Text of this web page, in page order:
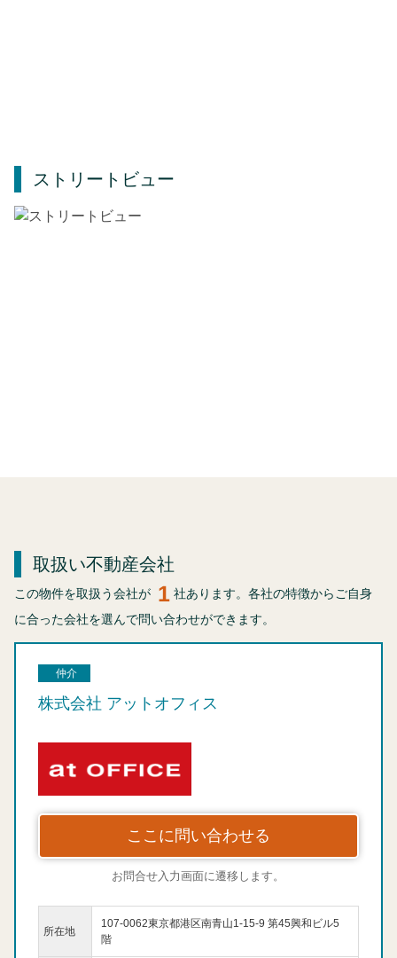
ストリートビュー
取扱い不動産会社
この物件を取扱う会社が 1 社あります。各社の特徴からご自身
に合った会社を選んで問い合わせができます。
仲介
株式会社 アットオフィス
ここに問い合わせる
お問合せ入力画面に遷移します。
所在地
107-0062東京都港区南青山1-15-9 第45興和ビル5
階